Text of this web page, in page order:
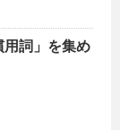
用詞」を集め